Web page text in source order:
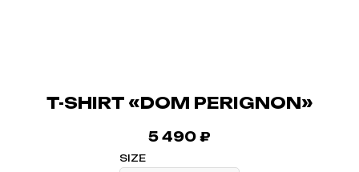
T-SHIRT «DOM PERIGNON»
5 490 ₽
SIZE